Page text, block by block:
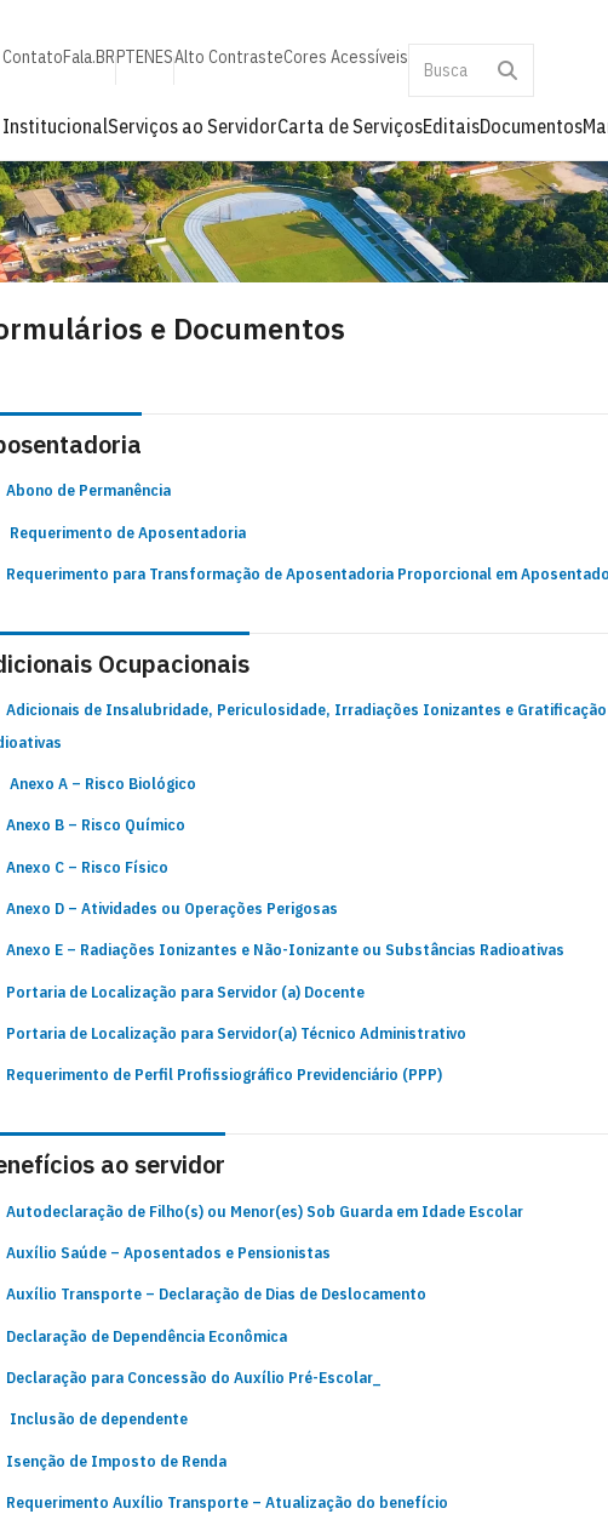
ContatoFala.BRPTENESAlto ContrasteCores Acessíveis
InstitucionalServiços ao ServidorCarta de ServiçosEditaisDocumentos
e Documentos
Abono de Permanência
Requerimento de Aposentadoria
Requerimento para Transformação de Aposentadoria Proporcional em
Ocupacionais
Adicionais de Insalubridade, Periculosidade, Irradiações Ionizantes e
Anexo A – Risco Biológico
Anexo B – Risco Químico
Anexo C – Risco Físico
Anexo D – Atividades ou Operações Perigosas
Anexo E – Radiações Ionizantes e Não-Ionizante ou Substâncias Radioativas
Portaria de Localização para Servidor (a) Docente
Portaria de Localização para Servidor(a) Técnico Administrativo
Requerimento de Perfil Profissiográfico Previdenciário (PPP)
ao servidor
Autodeclaração de Filho(s) ou Menor(es) Sob Guarda em Idade Escolar
Auxílio Saúde – Aposentados e Pensionistas
Auxílio Transporte – Declaração de Dias de Deslocamento
Declaração de Dependência Econômica
Declaração para Concessão do Auxílio Pré-Escolar_
Inclusão de dependente
Isenção de Imposto de Renda
Requerimento Auxílio Transporte – Atualização do benefício